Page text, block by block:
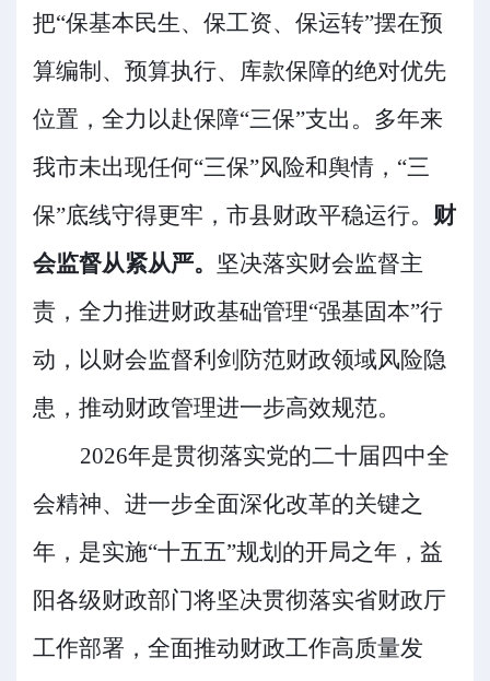
把“保基本民生、保工资、保运转”摆在预
算编制、预算执行、库款保障的绝对优先
位置，全力以赴保障“三保”支出。多年来
我市未出现任何“三保”风险和舆情， “三
保”底线守得更牢，市县财政平稳运行。 财
会监督从紧从严。 坚决落实财会监督主
责，全力推进财政基础管理“强基固本”行
动，以财会监督利剑防范财政领域风险隐
患，推动财政管理进一步高效规范。
2026年是贯彻落实党的二十届四中全
会精神、进一步全面深化改革的关键之
年，是实施“十五五”规划的开局之年， 益
阳各级财政部门将坚决贯彻落实省财政厅
工作部署 ， 全面推动财政工作高质量发